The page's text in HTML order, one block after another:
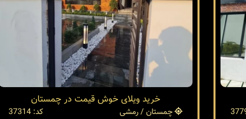
خرید ویلای خوش قیمت در چمستان
چمستان / رمشی
کد: 37314